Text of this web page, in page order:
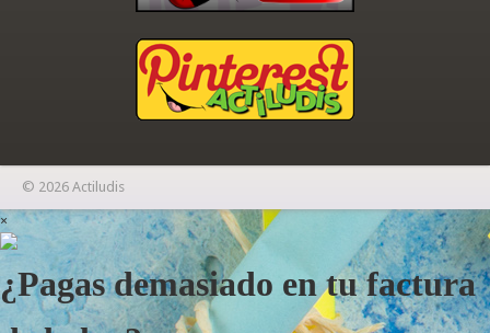
© 2026 Actiludis
×
¿Pagas demasiado en tu factura